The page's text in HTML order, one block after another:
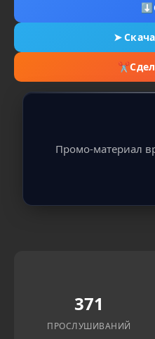
⬇
➤
✂
Промо-материал
371
ПРОСЛУШИВАНИЙ